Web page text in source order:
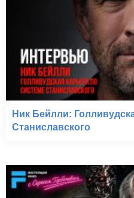
Ник Бейлли:
Станиславского